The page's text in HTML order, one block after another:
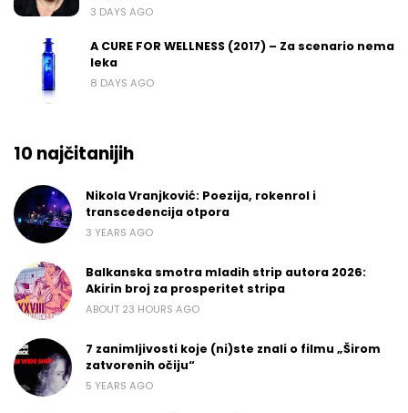
3 DAYS AGO
A CURE FOR WELLNESS (2017) – Za scenario nema
leka
8 DAYS AGO
10 najčitanijih
Nikola Vranjković: Poezija, rokenrol i
transcedencija otpora
3 YEARS AGO
Balkanska smotra mladih strip autora 2026:
Akirin broj za prosperitet stripa
ABOUT 23 HOURS AGO
7 zanimljivosti koje (ni)ste znali o filmu „Širom
zatvorenih očiju“
5 YEARS AGO